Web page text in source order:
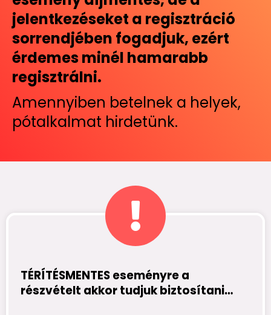
jelentkezéseket a regisztráció
sorrendjében fogadjuk, ezért
érdemes minél hamarabb
regisztrálni.
Amennyiben betelnek a helyek,
pótalkalmat hirdetünk.
TÉRÍTÉSMENTES eseményre a
részvételt akkor tudjuk biztosítani…